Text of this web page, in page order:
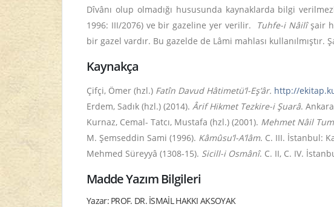
Dîvânı olup olmadığı hususunda kaynaklarda bilgi
1996: III/2076) ve bir gazeline yer verilir.
Tuhfe-i Nâilîşair
bir gazel vardır. Bu gazelde de Lâmi mahlası kullanılmıştır.
Kaynakça
Çifçi, Ömer (hzl.) Fatîn Davud Hâtimetü’l-Eş’âr. http://
Erdem, Sadık (hzl.) (2014). Ârif Hikmet Tezkire-i Şuarâ.
Kurnaz, Cemal- Tatcı, Mustafa (hzl.) (2001). Mehmet Nâil
M. Şemseddin Sami (1996). Kâmûsu’l-A’lâm. C. III. İstanbul:
Mehmed Süreyyâ (1308-15). Sicill-i Osmânî. C. II, C. IV.
Madde Yazım Bilgileri
Yazar: PROF. DR. İSMAİL HAKKI AKSOYAK